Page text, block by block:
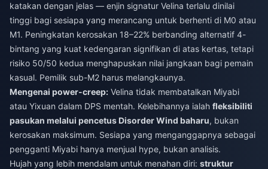
katakan dengan jelas — enjin signatur Velina terlalu dinilai
tinggi bagi sesiapa yang merancang untuk berhenti di M0 atau
M1. Peningkatan kerosakan 18–22% berbanding alternatif 4-
bintang yang kuat kedengaran signifikan di atas kertas, tetapi
risiko 50/50 kedua menghapuskan nilai jangkaan bagi pemain
kasual. Pemilik sub-M2 harus melangkaunya.
Mengenai power-creep: Velina tidak membatalkan Miyabi
atau Yixuan dalam DPS mentah. Kelebihannya ialah fleksibiliti
pasukan melalui pencetus Disorder Wind baharu, bukan
kerosakan maksimum. Sesiapa yang menganggapnya sebagai
pengganti Miyabi hanya menjual hype, bukan analisis.
Hujah yang lebih mendalam untuk menahan diri: struktur